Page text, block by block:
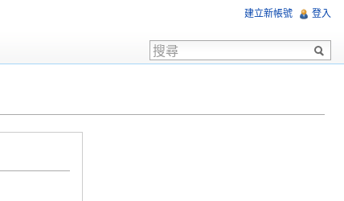
建立新帳號 登入